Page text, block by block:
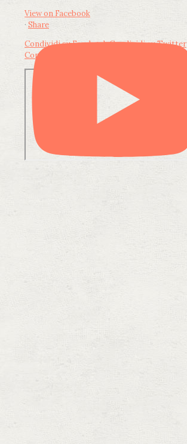
View on Facebook
· Share
Condividi su FacebookCondividi su Twitter
Condividi su LinkedIn